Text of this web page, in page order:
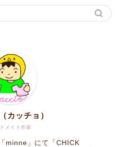
メイド作家
カッチョ）
minne」にて「CHICK